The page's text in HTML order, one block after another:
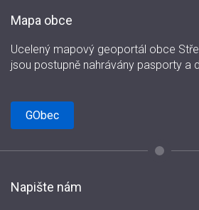
Mapa obce
Ucelený mapový geoportál obce
jsou postupně nahrávány pasporty a
GObec
Napište nám